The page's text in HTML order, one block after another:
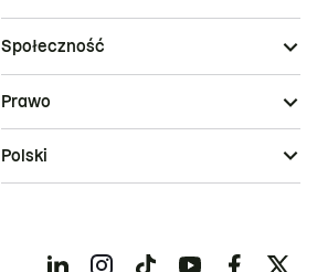
Społeczność
Prawo
Polski